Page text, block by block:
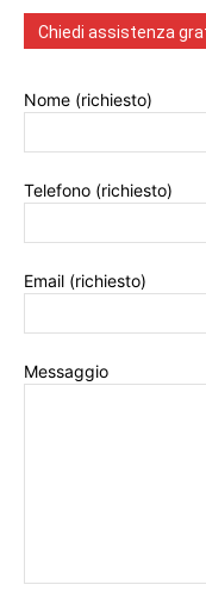
Chiedi assistenza
Nome (richiesto)
Telefono (richiesto)
Email (richiesto)
Messaggio